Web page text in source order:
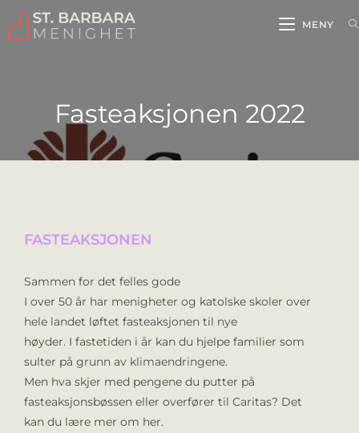
MENY
Fasteaksjonen 2022
FASTEAKSJONEN
Sammen for det felles gode
I over 50 år har menigheter og katolske skoler over
hele landet løftet fasteaksjonen til nye
høyder. I fastetiden i år kan du hjelpe familier som
sulter på grunn av klimaendringene.
Men hva skjer med pengene du putter på
fasteaksjonsbøssen eller overfører til Caritas? Det
kan du lære mer om her.